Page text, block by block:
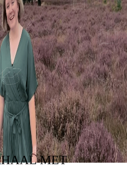
MET